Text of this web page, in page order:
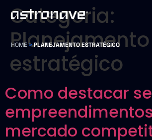
HOME>PLANEJAMENTO ESTRATÉGICO
Categoria:
Planejamento
estratégico
Como destacar
mercado